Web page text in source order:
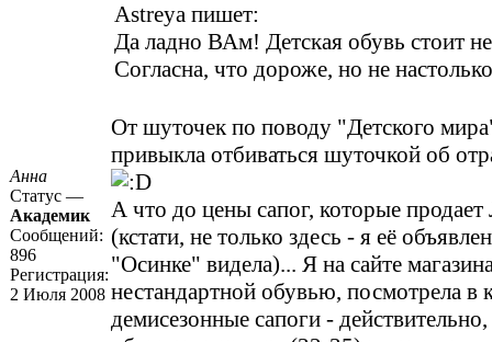
Анна
Статус —
Академик
Сообщений:
896
Регистрация:
2 Июля 2008
Astreya пишет:
Да ладно ВАм! Детская обувь стоит
Согласна, что дороже, но не
От шуточек по поводу "Детского
привыкла отбиваться шуточкой об
А что до цены сапог, которые
(кстати, не только здесь - я её
"Осинке" видела)... Я на сайте
нестандартной обувью, посмотрела в
демисезонные сапоги -